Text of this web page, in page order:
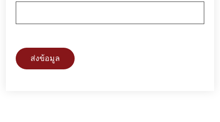
ส่งข้อมูล